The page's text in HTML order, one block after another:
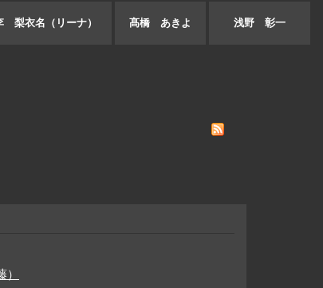
梨衣名（リーナ） 髙橋 あきよ 浅野 彰一